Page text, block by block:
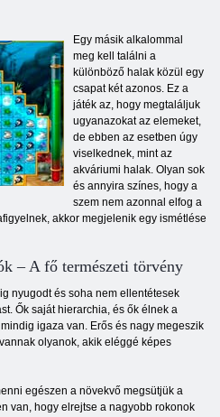
Egy másik alkalommal
meg kell találni a
különböző halak közül egy
csapat két azonos. Ez a
játék az, hogy megtaláljuk
ugyanazokat az elemeket,
de ebben az esetben úgy
viselkednek, mint az
akváriumi halak. Olyan sok
és annyira színes, hogy a
szem nem azonnal elfog a
akkor megjelenik egy ismétlése
– A fő természeti törvény
nyugodt és soha nem ellentétesek
Ők saját hierarchia, és ők élnek a
igaza van. Erős és nagy megeszik
olyanok, akik eléggé képes
egészen a növekvő megsütjük a
van, hogy elrejtse a nagyobb rokonok